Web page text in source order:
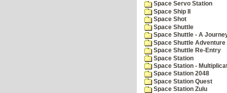
Space Servo Station
Space Ship II
Space Shot
Space Shuttle
Space Shuttle - A
Space Shuttle Adventure
Space Shuttle Re-Entry
Space Station
Space Station -
Space Station 2048
Space Station Quest
Space Station Zulu